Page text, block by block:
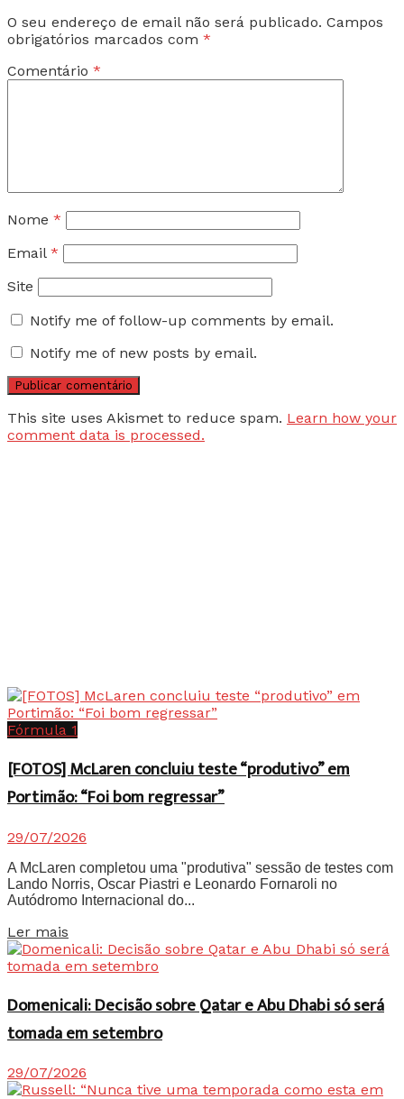
O seu endereço de email não será publicado. Campos
obrigatórios marcados com *
Comentário *
Nome *
Email *
Site
Notify me of follow-up comments by email.
Notify me of new posts by email.
This site uses Akismet to reduce spam. Learn how your
comment data is processed.
Fórmula 1
[FOTOS] McLaren concluiu teste “produtivo” em
Portimão: “Foi bom regressar”
29/07/2026
A McLaren completou uma "produtiva" sessão de testes com
Lando Norris, Oscar Piastri e Leonardo Fornaroli no
Autódromo Internacional do...
Ler mais
Domenicali: Decisão sobre Qatar e Abu Dhabi só será
tomada em setembro
29/07/2026